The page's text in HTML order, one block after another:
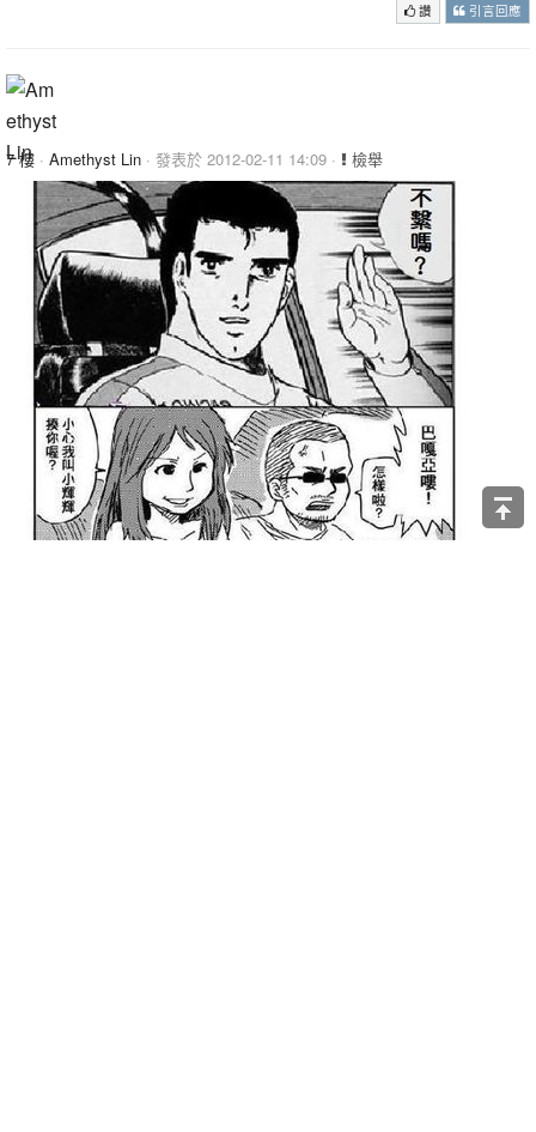
讚 引言回應
7 樓 · Amethyst Lin · 發表於 2012-02-11 14:09 · 檢舉